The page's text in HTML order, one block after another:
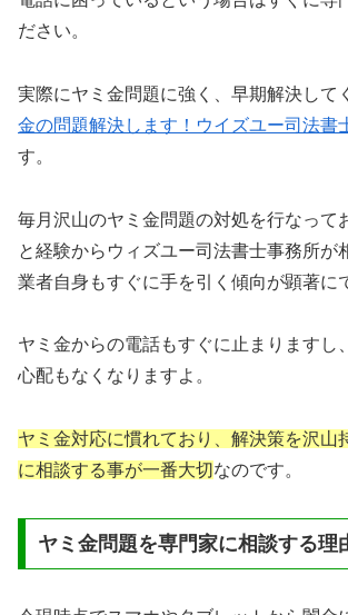
ださい。
実際にヤミ金問題に強く、早期解決して
金の問題解決します！ウイズユー司法書
す。
毎月沢山のヤミ金問題の対処を行なって
と経験からウィズユー司法書士事務所が
業者自身もすぐに手を引く傾向が顕著に
ヤミ金からの電話もすぐに止まりますし
心配もなくなりますよ。
ヤミ金対応に慣れており、解決策を沢山
に相談する事が一番大切なのです。
ヤミ金問題を専門家に相談する理